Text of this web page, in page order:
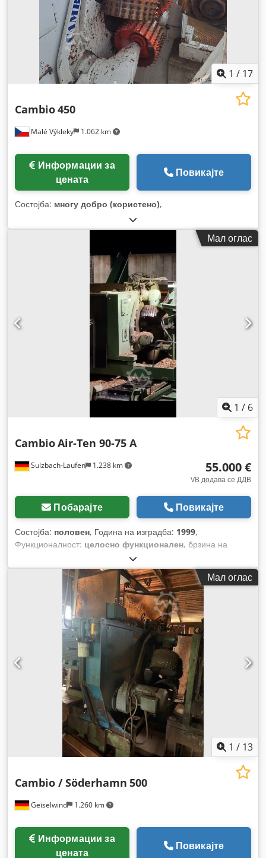
1 / 17
Malé Výkleky 1.062 km
Cambio450
цената
Повикајте
Состојба: многу добро (користено),
Мал оглас
1 / 6
Sulzbach-Laufen 1.238 km
CambioAir-Ten 90-75 A
55.000 €
VB додава се ДДВ
Побарајте Повикајте
Состојба: половен, Година на изградба: 1999,
Функционалност: целосно функционален, брзина на
75 м/мин
Мал оглас
1 / 13
Geiselwind 1.260 km
Cambio / Söderhamn 500
цената
Повикајте